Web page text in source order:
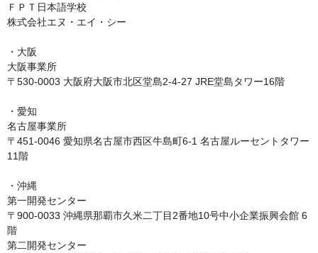
ＦＰＴ日本語学校
株式会社エヌ・エイ・シー
・大阪
大阪事業所
〒530-0003 大阪府大阪市北区堂島2-4-27 JRE堂島タワー16階
・愛知
名古屋事業所
〒451-0046 愛知県名古屋市西区牛島町6-1 名古屋ルーセントタワー
11階
・沖縄
第一開発センター
〒900-0033 沖縄県那覇市久米二丁目2番地10号中小企業振興会館 6
階
第二開発センター